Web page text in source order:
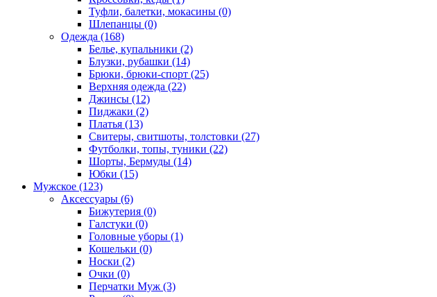
Туфли, балетки, мокасины (0)
Шлепанцы (0)
Одежда (168)
Белье, купальники (2)
Блузки, рубашки (14)
Брюки, брюки-спорт (25)
Верхняя одежда (22)
Джинсы (12)
Пиджаки (2)
Платья (13)
Свитеры, свитшоты, толстовки (27)
Футболки, топы, туники (22)
Шорты, Бермуды (14)
Юбки (15)
Мужское (123)
Аксессуары (6)
Бижутерия (0)
Галстуки (0)
Головные уборы (1)
Кошельки (0)
Носки (2)
Очки (0)
Перчатки Муж (3)